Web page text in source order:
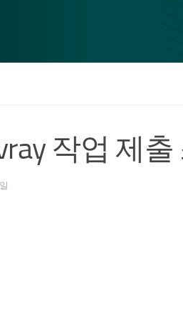
작업 제